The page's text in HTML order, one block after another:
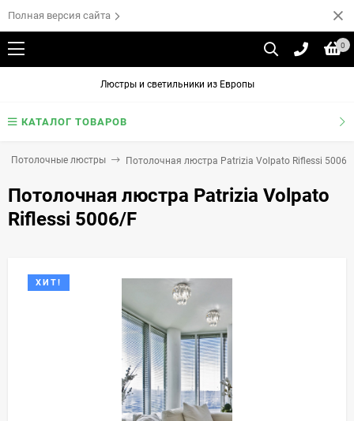
Полная версия сайта
0
Люстры и светильники из Европы
КАТАЛОГ ТОВАРОВ
Потолочные люстры Потолочная люстра Patrizia Volpato Riflessi 5006/
Потолочная люстра Patrizia Volpato
Riflessi 5006/F
ХИТ!